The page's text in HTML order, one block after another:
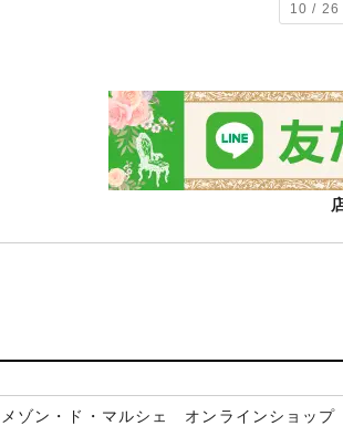
10 / 26
メゾン・ド・マルシェ オンラインショップ